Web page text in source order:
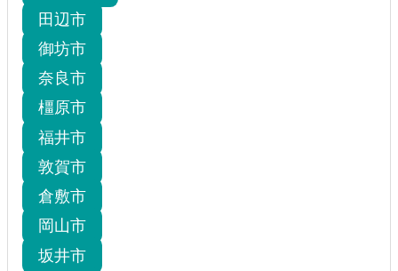
田辺市
御坊市
奈良市
橿原市
福井市
敦賀市
倉敷市
岡山市
坂井市